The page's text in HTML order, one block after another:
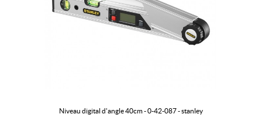
niveau digital d'angle 40cm - 0-42-087 - stanley